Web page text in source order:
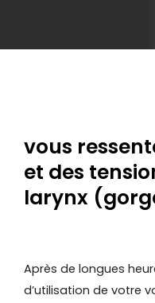
vous
et des
larynx
Après de longues
d’utilisation de votre